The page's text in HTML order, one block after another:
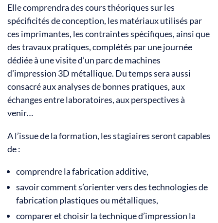
Elle comprendra des cours théoriques sur les
spécificités de conception, les matériaux utilisés par
ces imprimantes, les contraintes spécifiques, ainsi que
des travaux pratiques, complétés par une journée
dédiée à une visite d’un parc de machines
d’impression 3D métallique. Du temps sera aussi
consacré aux analyses de bonnes pratiques, aux
échanges entre laboratoires, aux perspectives à
venir…
A l’issue de la formation, les stagiaires seront capables
de :
comprendre la fabrication additive,
savoir comment s’orienter vers des technologies de
fabrication plastiques ou métalliques,
comparer et choisir la technique d’impression la